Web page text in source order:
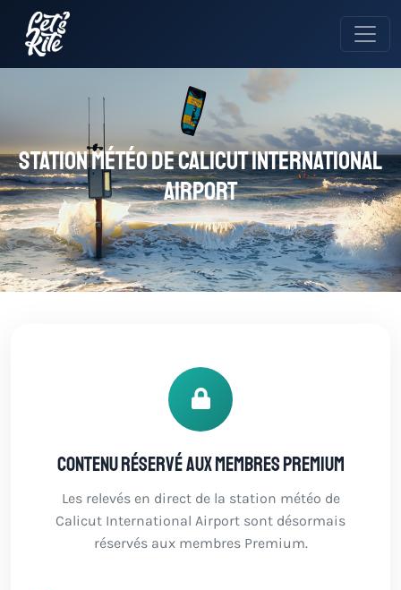
Station météo de Calicut International
Airport
Contenu réservé aux membres Premium
Les relevés en direct de la station météo de
Calicut International Airport sont désormais
réservés aux membres Premium.